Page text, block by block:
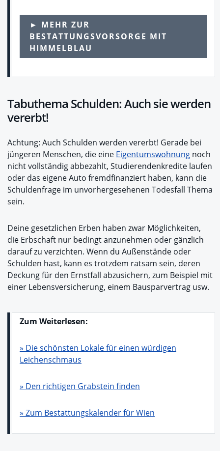
► MEHR ZUR
BESTATTUNGSVORSORGE MIT
HIMMELBLAU
Tabuthema Schulden: Auch sie werden
vererbt!
Achtung: Auch Schulden werden vererbt! Gerade bei
jüngeren Menschen, die eine Eigentumswohnung noch
nicht vollständig abbezahlt, Studierendenkredite laufen
oder das eigene Auto fremdfinanziert haben, kann die
Schuldenfrage im unvorhergesehenen Todesfall Thema
sein.
Deine gesetzlichen Erben haben zwar Möglichkeiten,
die Erbschaft nur bedingt anzunehmen oder gänzlich
darauf zu verzichten. Wenn du Außenstände oder
Schulden hast, kann es trotzdem ratsam sein, deren
Deckung für den Ernstfall abzusichern, zum Beispiel mit
einer Lebensversicherung, einem Bausparvertrag usw.
Zum Weiterlesen:
» Die schönsten Lokale für einen würdigen
Leichenschmaus
» Den richtigen Grabstein finden
» Zum Bestattungskalender für Wien